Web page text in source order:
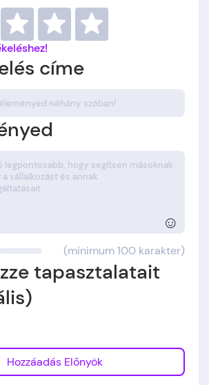
címe
☺
(minimum 100 karakter)
tapasztalatait
Hozzáadás Előnyök